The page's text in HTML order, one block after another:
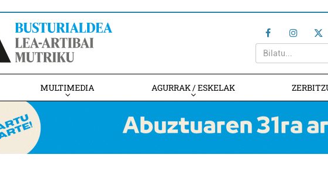
MULTIMEDIA AGURRAK / ESKELAK